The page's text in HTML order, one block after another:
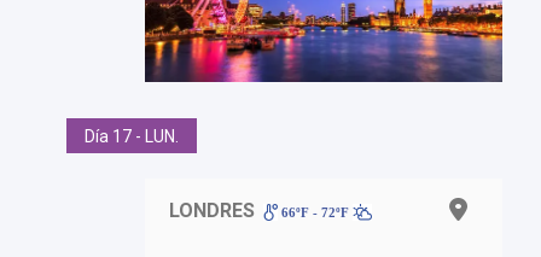
Día 17 - LUN.
LONDRES 66ºF - 72ºF